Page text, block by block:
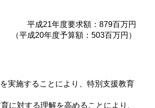
平成21年度要求額：879百万円
（平成20年度予算額：503百万円）
実施することにより、特別支援教育
に対する理解を高めることにより、